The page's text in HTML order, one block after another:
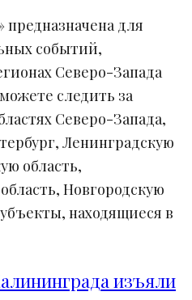
предназначена для
событий,
Северо-Запада
следить за
Северо-Запада,
Ленинградскую
область,
Новгородскую
находящиеся в
изъяли